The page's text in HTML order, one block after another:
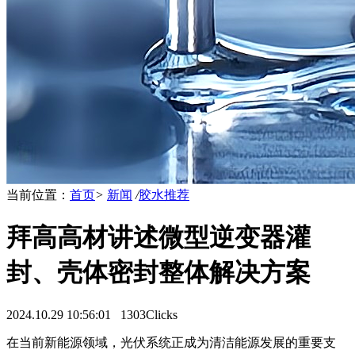
当前位置： 首页> 新闻 /胶水推荐
拜高高材讲述微型逆变器灌
封、壳体密封整体解决方案
2024.10.29 10:56:01 1303Clicks
在当前新能源领域，光伏系统正成为清洁能源发展的重要支